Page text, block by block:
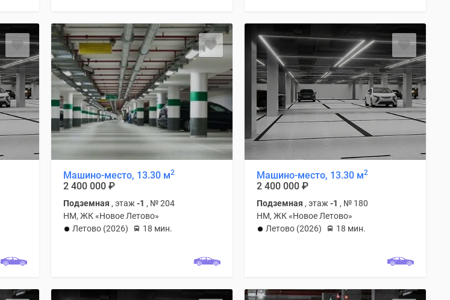
Машино-место, 13.30 м2
2 400 000 ₽
Подземная , этаж -1 , № 204
НМ, ЖК «Новое Летово»
Летово (2026)
18 мин.
Машино-место, 13.30 м2
2 400 000 ₽
Подземная , этаж -1 , № 180
НМ, ЖК «Новое Летово»
Летово (2026)
18 мин.